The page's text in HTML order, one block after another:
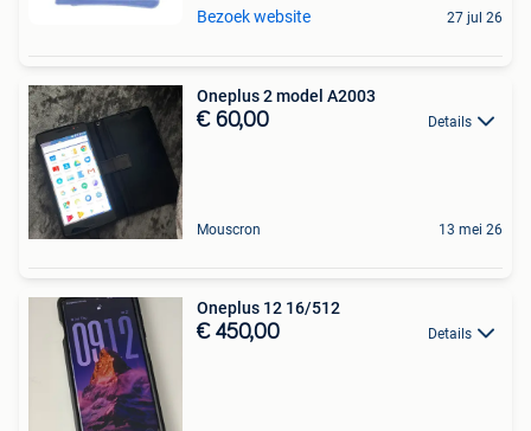
Bezoek website 27 jul 26
Oneplus 2 model A2003
€ 60,00 Details
Mouscron 13 mei 26
Oneplus 12 16/512
€ 450,00 Details